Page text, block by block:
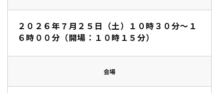
２０２６年７月２５日（土）１０時３０分～１
６時００分（開場：１０時１５分）
会場